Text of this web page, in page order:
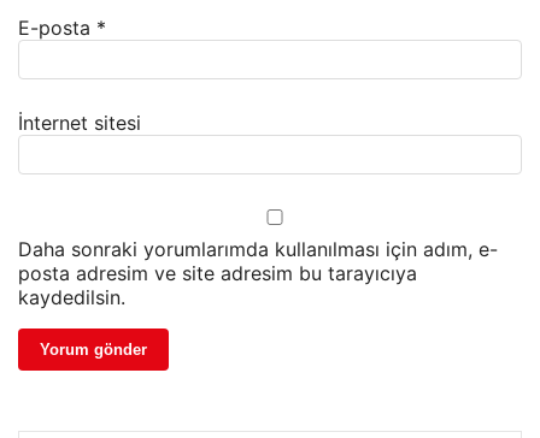
E-posta *
İnternet sitesi
Daha sonraki yorumlarımda kullanılması için adım, e-
posta adresim ve site adresim bu tarayıcıya
kaydedilsin.